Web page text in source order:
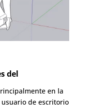
del
en la
de escritorio